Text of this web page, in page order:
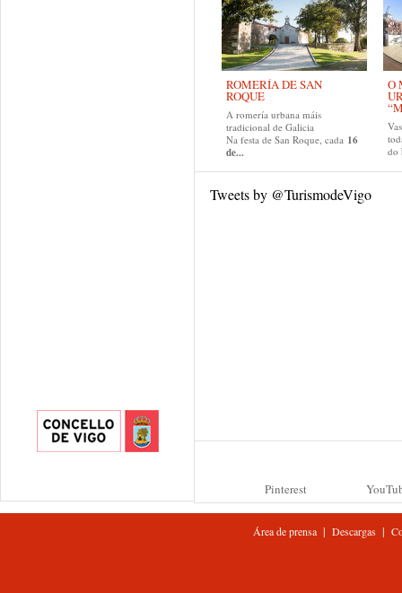
ROMERÍA DE SAN
ROQUE
A romería urbana máis
tradicional de Galicia
Na festa de San Roque, cada 16
de...
O
do
Tweets by @TurismodeVigo
Pinterest
Área de prensa| Descargas|